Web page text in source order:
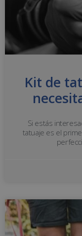
Kit de
Si estás
tatuaje es el